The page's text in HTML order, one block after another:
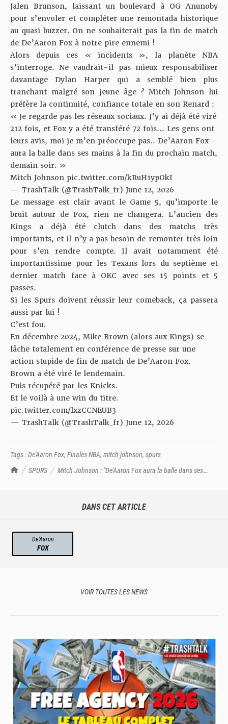
TrashTalk Actu NBA
SPURS
Mitch Johnson : "De'Aaron Fox aura la balle dans ses
Jalen Brunson, laissant un boulevard à OG Anunoby
pour s’envoler et compléter une remontada historique
au quasi buzzer. On ne souhaiterait pas la fin de match
de De’Aaron Fox à notre pire ennemi !
Alors depuis ces « incidents », la planète NBA
s’interroge. Ne vaudrait-il pas mieux responsabiliser
davantage Dylan Harper qui a semblé bien plus
tranchant malgré son jeune âge ? Mitch Johnson lui
préfère la continuité, confiance totale en son Renard :
« Je regarde pas les réseaux sociaux. J’y ai déjà été viré
212 fois, et Fox y a été transféré 72 fois… Les gens ont
leurs avis, moi je m’en préoccupe pas.. De’Aaron Fox
aura la balle dans ses mains à la fin du prochain match,
demain soir. »
Mitch Johnson pic.twitter.com/kRuH1ypOkI
— TrashTalk (@TrashTalk_fr) June 12, 2026
Le message est clair avant le Game 5, qu’importe le
bruit autour de Fox, rien ne changera. L’ancien des
Kings a déjà été clutch dans des matchs très
importants, et il n’y a pas besoin de remonter très loin
pour s’en rendre compte. Il avait notamment été
importantissime pour les Texans lors du septième et
dernier match face à OKC avec ses 15 points et 5
passes.
Si les Spurs doivent réussir leur comeback, ça passera
aussi par lui !
C’est fou.
En décembre 2024, Mike Brown (alors aux Kings) se
lâche totalement en conférence de presse sur une
action stupide de fin de match de De’Aaron Fox.
Brown a été viré le lendemain.
Puis récupéré par les Knicks.
Et le voilà à une win du titre.
pic.twitter.com/lxzCCNEUB3
— TrashTalk (@TrashTalk_fr) June 12, 2026
Tags :De'Aaron Fox, Finales NBA, mitch johnson, spurs
DANS CET ARTICLE
De'Aaron
FOX
VOIR TOUTES LES NEWS